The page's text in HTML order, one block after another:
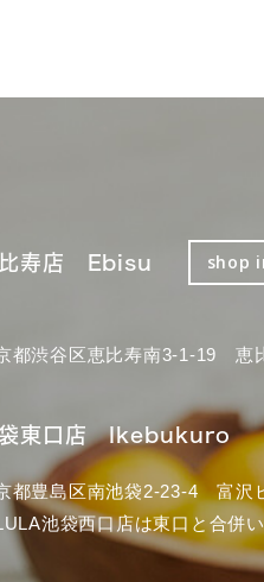
寿店 Ebisu shop
都渋谷区恵比寿南3-1-19 恵
東口店 Ikebukuro
都豊島区南池袋2-23-4 富沢
池袋西口店は東口と合併い